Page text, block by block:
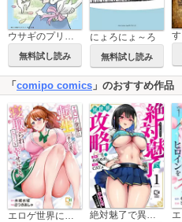
ウサギのプリンセス
無料試し読み
にょろにょ～ろ
無料試し読み
「 comipo comics 」のおすすめ作品